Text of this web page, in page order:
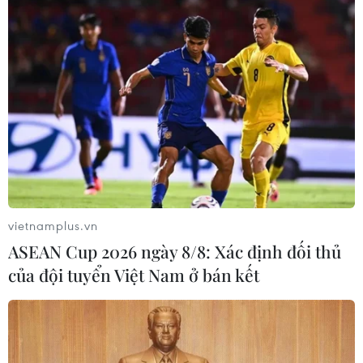
xâm phạm sở hữu trí tuệ diễn biến
phức tạp
05/08/2026 13:44
24 năm tù cho đôi vợ chồng tổ chức
“bay lắc” trong quán karaoke
05/08/2026 13:41
vietnamplus.vn
ASEAN Cup 2026 ngày 8/8: Xác định đối thủ
của đội tuyển Việt Nam ở bán kết